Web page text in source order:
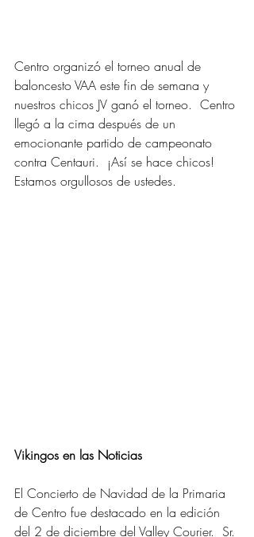
Centro organizó el torneo anual de
baloncesto VAA este fin de semana y
nuestros chicos JV ganó el torneo.  Centro
llegó a la cima después de un
emocionante partido de campeonato
contra Centauri.  ¡Así se hace chicos!
Estamos orgullosos de ustedes.
Vikingos en las Noticias
El Concierto de Navidad de la Primaria
de Centro fue destacado en la edición
del 2 de diciembre del Valley Courier.  Sr.